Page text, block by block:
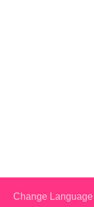
Change Language